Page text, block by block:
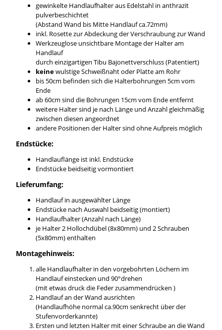
gewinkelte Handlaufhalter aus Edelstahl in anthrazit
pulverbeschichtet
(Abstand Wand bis Mitte Handlauf ca.72mm)
inkl. Rosette zur Abdeckung der Verschraubung zur Wand
Werkzeuglose unsichtbare Montage der Halter am
Handlauf
durch einzigartigen Tibu Bajonettverschluss (Patentiert)
keinewulstige Schweißnaht oder Platte am Rohr
bis 50cm befinden sich die Halterbohrungen 5cm vom
Ende
ab 60cm sind die Bohrungen 15cm vom Ende entfernt
weitere Halter sind je nach Länge und Anzahl gleichmäßig
zwischen diesen angeordnet
andere Positionen der Halter sind ohne Aufpreis möglich
Endstücke:
Handlauflänge ist inkl. Endstücke
Endstücke beidseitig vormontiert
Lieferumfang:
Handlauf in ausgewählter Länge
Endstücke nach Auswahl beidseitig (montiert)
Handlaufhalter (Anzahl nach Länge)
je Halter 2 Hollochdübel (8x80mm) und 2 Schrauben
(5x80mm) enthalten
Montagehinweis:
alle Handlaufhalter in den vorgebohrten Löchern im
Handlauf einstecken und 90°drehen
(mit etwas druck die Feder zusammendrücken )
Handlauf an der Wand ausrichten
(Handlaufhöhe normal ca.90cm senkrecht über der
Stufenvorderkannte)
Ersten und letzten Halter mit einer Schraube an die Wand